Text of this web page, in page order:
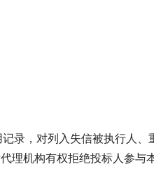
录，对列入失信被执行人、
理机构有权拒绝投标人参与